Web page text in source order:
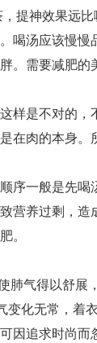
提神效果远比
喝汤应该慢慢
。需要减肥的
样是不对的，
在肉的本身。
序一般是先喝
营养过剩，造
。
肺气得以舒展
变化无常，着
因追求时尚而